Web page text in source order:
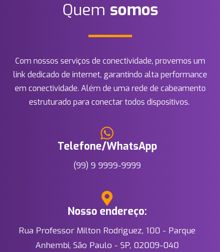
Quem somos
Com nossos serviços de conectividade, provemos um
link dedicado de internet, garantindo alta performance
em conectividade. Além de uma rede de cabeamento
estruturado para conectar todos dispositivos.​
Telefone/WhatsApp
(99) 9 9999-9999
Nosso endereço:
Rua Professor Milton Rodriguez, 100 - Parque
Anhembi, São Paulo - SP, 02009-040